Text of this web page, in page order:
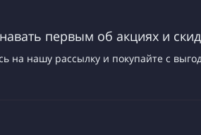
первым об акциях и
на нашу рассылку и покупайте с